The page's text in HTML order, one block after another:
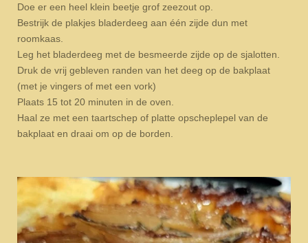
Doe er een heel klein beetje grof zeezout op.
Bestrijk de plakjes bladerdeeg aan één zijde dun met
roomkaas.
Leg het bladerdeeg met de besmeerde zijde op de sjalotten.
Druk de vrij gebleven randen van het deeg op de bakplaat
(met je vingers of met een vork)
Plaats 15 tot 20 minuten in de oven.
Haal ze met een taartschep of platte opscheplepel van de
bakplaat en draai om op de borden.